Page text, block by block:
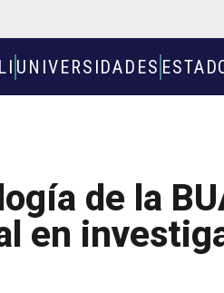
UNIVERSIDADES
de la
en